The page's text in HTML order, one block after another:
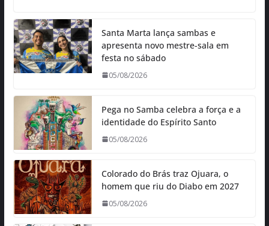
Santa Marta lança sambas e
apresenta novo mestre-sala em
festa no sábado
05/08/2026
Pega no Samba celebra a força e a
identidade do Espírito Santo
05/08/2026
Colorado do Brás traz Ojuara, o
homem que riu do Diabo em 2027
05/08/2026